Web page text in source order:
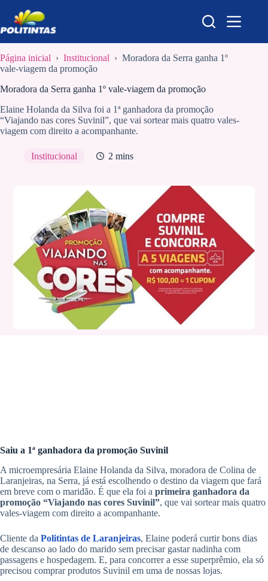
para
o
conteúdo
Página inicial › Institucional › Moradora da Serra ganha 1º
vale-viagem da promoção
Moradora da Serra ganha 1º vale-viagem da promoção
Elaine Holanda da Silva foi a 1ª ganhadora da promoção
“Viajando nas cores Suvinil”, que vai sortear mais quatro vales-
viagem com direito a acompanhante.
Institucional 2 mins
Saiu a 1ª ganhadora da promoção Suvinil
A microempresária Elaine Holanda da Silva, moradora de Colina de
Laranjeiras, na Serra, já está escolhendo o destino da viagem que fará
em breve com o maridão. É que ela foi a primeira ganhadora da
promoção “Viajando nas cores Suvinil”, que vai sortear mais quatro
vales-viagem com direito a acompanhante.
Cliente da Politintas de Laranjeiras, Elaine poderá curtir bons dias
de descanso ao lado do marido sem precisar gastar nadinha com
passagens e hospedagem. E, para concorrer a esse superprêmio, ela só
precisou comprar produtos Suvinil em uma de nossas lojas.